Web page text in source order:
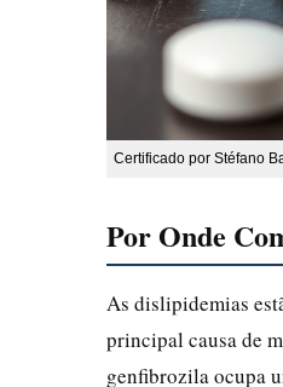
Certificado por Stéfano
Por Onde
As dislipidemias
principal causa de
genfibrozila ocupa